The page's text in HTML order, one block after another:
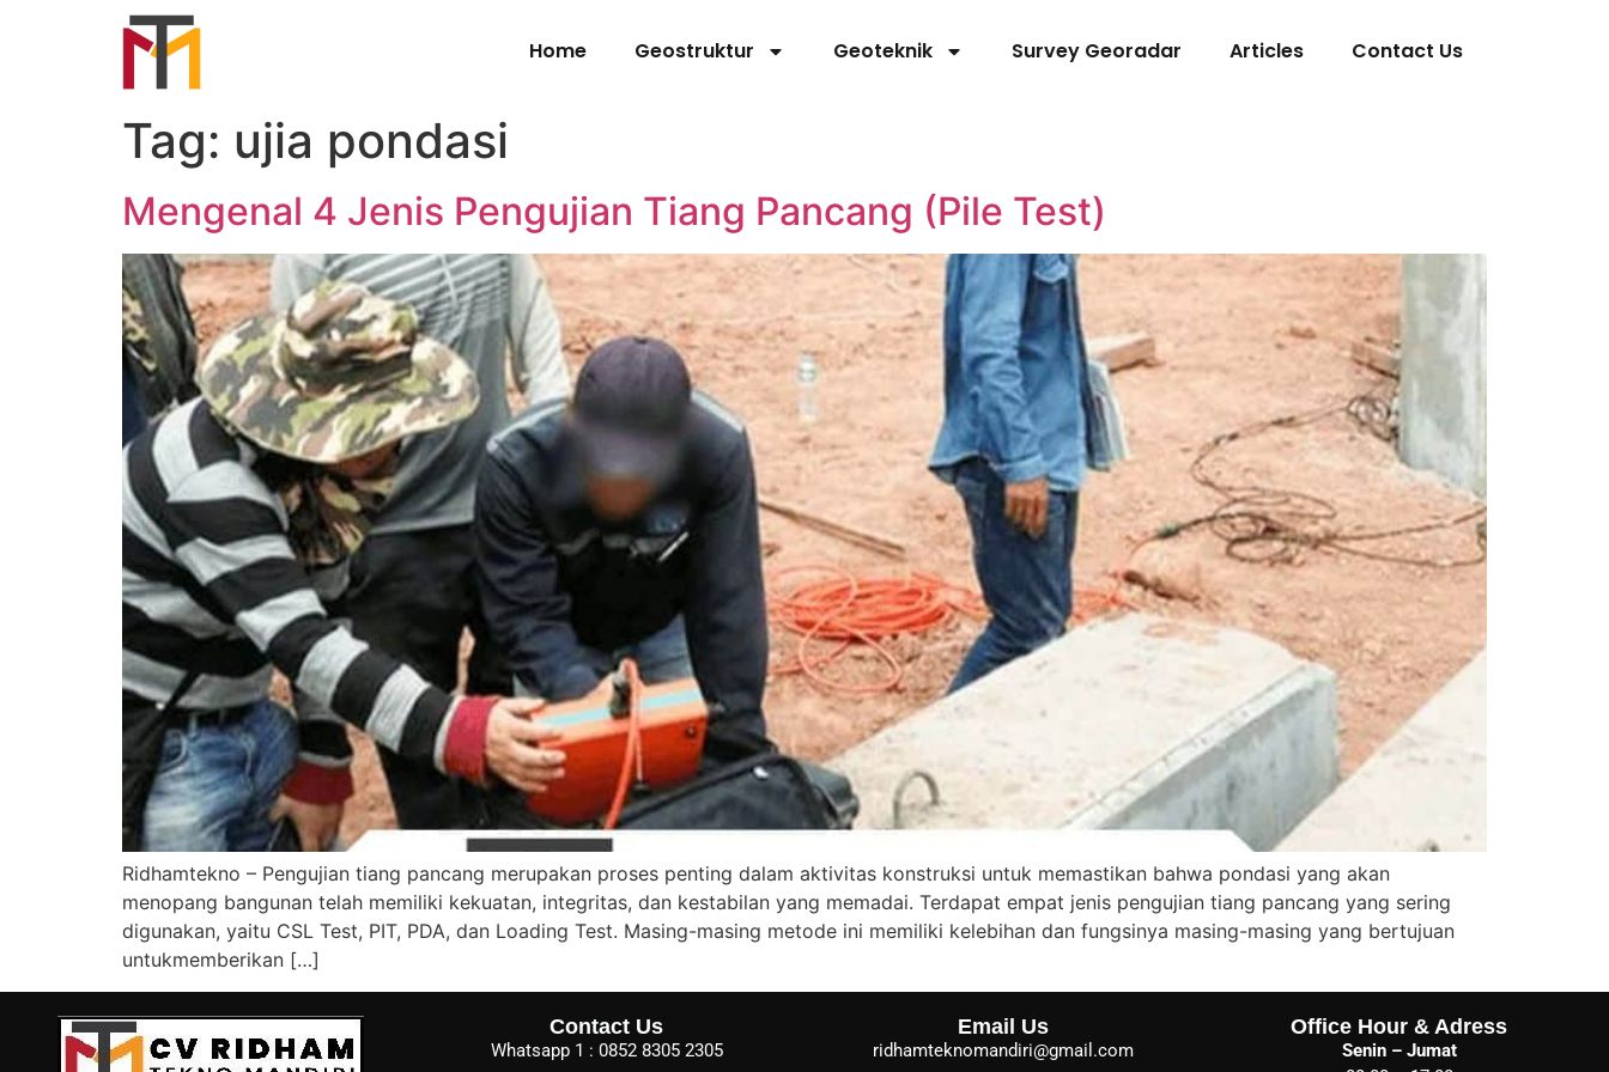
Home Geostruktur Geoteknik Survey Georadar Articles Contact Us
Tag: ujia pondasi
Mengenal 4 Jenis Pengujian Tiang Pancang (Pile Test)
Ridhamtekno – Pengujian tiang pancang merupakan proses penting dalam aktivitas konstruksi untuk memastikan bahwa pondasi yang akan
menopang bangunan telah memiliki kekuatan, integritas, dan kestabilan yang memadai. Terdapat empat jenis pengujian tiang pancang yang sering
digunakan, yaitu CSL Test, PIT, PDA, dan Loading Test. Masing-masing metode ini memiliki kelebihan dan fungsinya masing-masing yang bertujuan
untukmemberikan […]
Contact Us
Whatsapp 1 : 0852 8305 2305
Email Us
ridhamteknomandiri@gmail.com
Office Hour & Adress
Senin – Jumat